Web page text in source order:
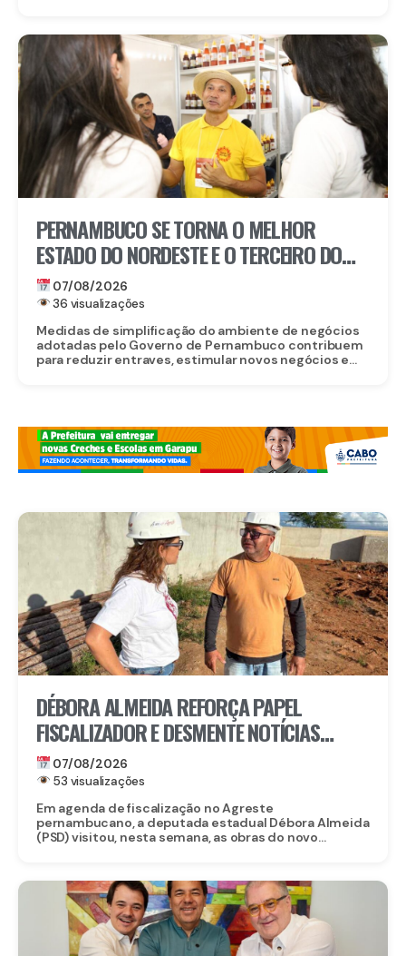
PERNAMBUCO SE TORNA O MELHOR
ESTADO DO NORDESTE E O TERCEIRO DO
BRASIL PARA EMPREENDER
07/08/2026
36 visualizações
Medidas de simplificação do ambiente de negócios
adotadas pelo Governo de Pernambuco contribuem
para reduzir entraves, estimular novos negócios e...
DÉBORA ALMEIDA REFORÇA PAPEL
FISCALIZADOR E DESMENTE NOTÍCIAS
FALSAS SOBRE OBRA DO CORPO DE
BOMBEIROS EM BELO JARDIM
07/08/2026
53 visualizações
Em agenda de fiscalização no Agreste
pernambucano, a deputada estadual Débora Almeida
(PSD) visitou, nesta semana, as obras do novo...